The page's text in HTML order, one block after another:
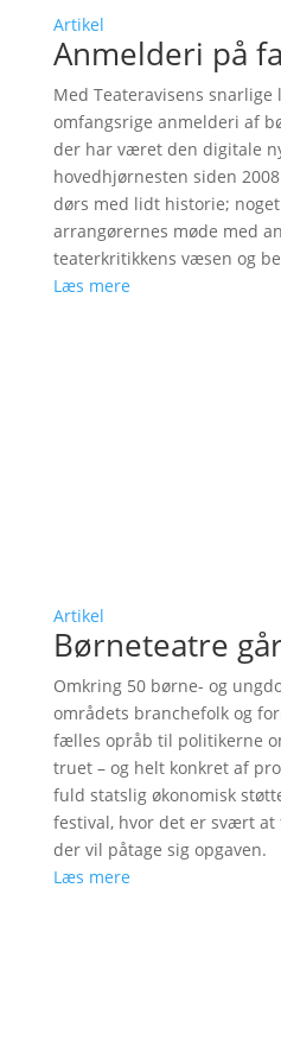
Artikel
Anmelderi på
Med Teateravisens
omfangsrige anmelderi af
der har været den digitale
hovedhjørnesten siden
dørs med lidt historie;
arrangørernes møde med
teaterkritikkens væsen og
Læs mere
Artikel
Børneteatre
Omkring 50 børne- og
områdets branchefolk og
fælles opråb til politikerne
truet – og helt konkret af
fuld statslig økonomisk
festival, hvor det er svært
der vil påtage sig opgaven.
Læs mere